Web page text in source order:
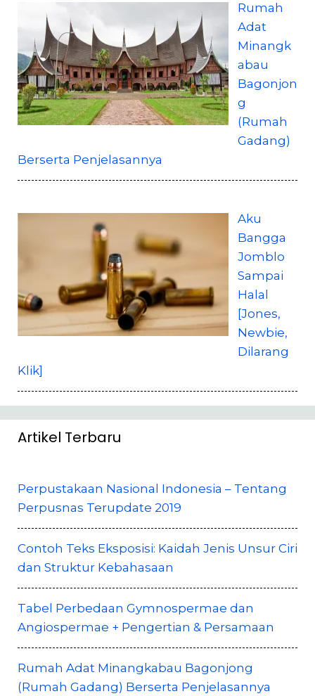
Rumah
Adat
Minangk
abau
Bagonjon
g
(Rumah
Gadang)
Berserta Penjelasannya
Aku
Bangga
Jomblo
Sampai
Halal
[Jones,
Newbie,
Dilarang
Klik]
Artikel Terbaru
Perpustakaan Nasional Indonesia – Tentang
Perpusnas Terupdate 2019
Contoh Teks Eksposisi: Kaidah Jenis Unsur Ciri
dan Struktur Kebahasaan
Tabel Perbedaan Gymnospermae dan
Angiospermae + Pengertian & Persamaan
Rumah Adat Minangkabau Bagonjong
(Rumah Gadang) Berserta Penjelasannya